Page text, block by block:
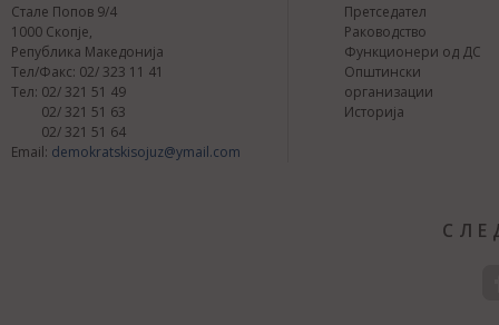
Стале Попов 9/4
1000 Скопје,
Република Македонија
Тел/Факс: 02/ 323 11 41
Тел: 02/ 321 51 49
02/ 321 51 63
02/ 321 51 64
Email: demokratskisojuz@ymail.com
Претседател
Раководство
Функционери од ДС
Општински
организации
Историја